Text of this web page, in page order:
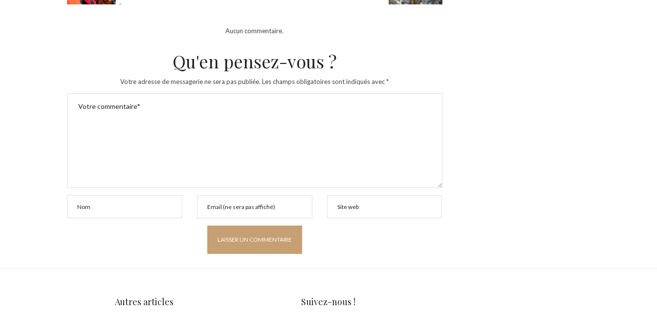
Aucun commentaire.
Qu'en pensez-vous ?
Votre adresse de messagerie ne sera pas publiée. Les champs obligatoires sont indiqués avec*
Autres articles Suivez-nous !